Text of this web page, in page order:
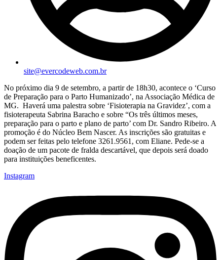
site@evercodeweb.com.br
No próximo dia 9 de setembro, a partir de 18h30, acontece o ‘Curso
de Preparação para o Parto Humanizado’, na Associação Médica de
MG. Haverá uma palestra sobre ‘Fisioterapia na Gravidez’, com a
fisioterapeuta Sabrina Baracho e sobre “Os três últimos meses,
preparação para o parto e plano de parto’ com Dr. Sandro Ribeiro. A
promoção é do Núcleo Bem Nascer. As inscrições são gratuitas e
podem ser feitas pelo telefone 3261.9561, com Eliane. Pede-se a
doação de um pacote de fralda descartável, que depois será doado
para instituições beneficentes.
Instagram